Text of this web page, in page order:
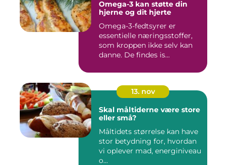
Omega-3 kan støtte din
hjerne og dit hjerte
Omega-3-fedtsyrer er
essentielle næringsstoffer,
som kroppen ikke selv kan
danne. De findes is...
13. nov
Skal måltiderne være store
eller små?
Måltidets størrelse kan have
stor betydning for, hvordan
vi oplever mad, energiniveau
o...